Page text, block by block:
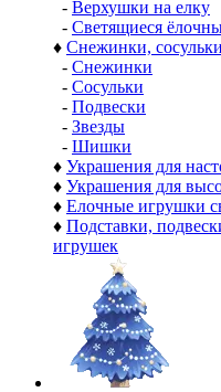
- Верхушки на елку
- Светящиеся
♦ Снежинки,
- Снежинки
- Сосульки
- Подвески
- Звезды
- Шишки
♦ Украшения для
♦ Украшения для
♦ Елочные игрушки
♦ Подставки,
игрушек